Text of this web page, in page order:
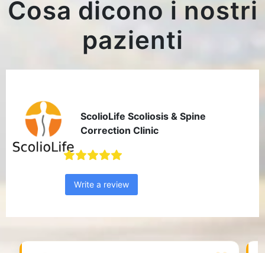
Cosa dicono i nostri
pazienti
ScolioLife Scoliosis & Spine
Correction Clinic
Write a review